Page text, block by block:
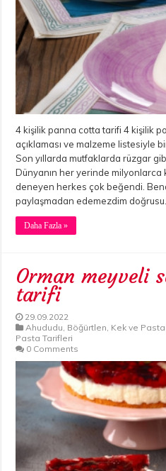
4 kişilik panna cotta tarifi 4 kişilik
açıklaması ve malzeme listesiyle
Son yıllarda mutfaklarda rüzgar
Dünyanın her yerinde milyonlarca
deneyen herkes çok beğendi.
paylaşmadan edemezdim
Daha Fazla »
Orman meyveli
tarifi
29.09.2022
Ahududu, Böğürtlen, Kek ve
Pasta Tarifleri
0 Comments